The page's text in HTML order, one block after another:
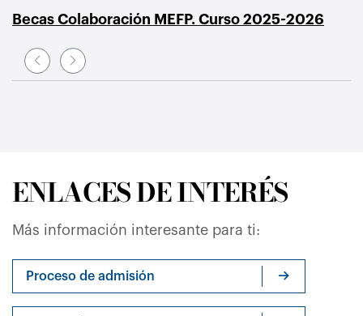
Becas Colaboración MEFP. Curso 2025-2026
ENLACES DE INTERÉS
Más información interesante para ti:
Proceso de admisión